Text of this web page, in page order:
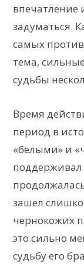
впечатление
задуматься.
самых
тема,
судьбы
Время
период в
«белыми» и
поддерживал
зашел
чернокожих
это сильно
судьбу его